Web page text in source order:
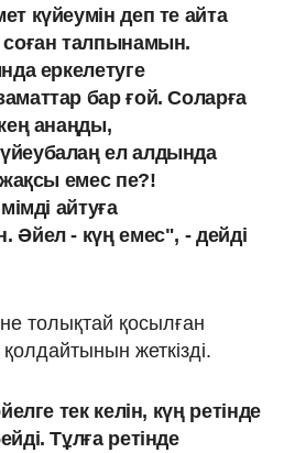
күйеумін деп те айта
талпынамын.
еркелетуге
бар ғой. Соларға
анаңды,
ел алдында
жақсы емес пе?!
айтуға
Әйел - күң емес", - дейді
толықтай қосылған
қолдайтынын жеткізді.
тек келін, күң ретінде
Тұлға ретінде